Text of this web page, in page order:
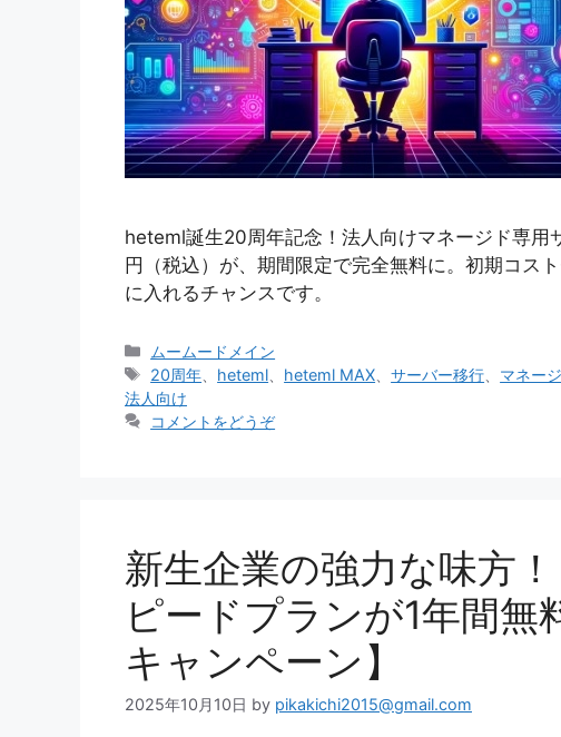
heteml誕生20周年記念！法人向けマネージド専
円（税込）が、期間限定で完全無料に。初期コス
に入れるチャンスです。
カ
テ
ゴ
リ
ムームードメイン
タ
グ
20周年 heteml heteml MAX 、サーバー移行 マネー
法人向け
コメントをどうぞ
新生企業の強力な味方
ピードプランが1年間無
キャンペーン】
2025年10月10日 by pikakichi2015@gmail.com